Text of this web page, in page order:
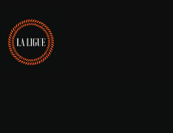
contenu